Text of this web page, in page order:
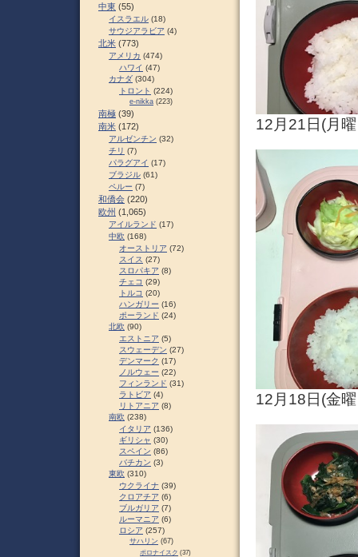
12月21日(月
12月18日(金
中東 (55)
イスラエル (18)
サウジアラビア (4)
北米 (773)
アメリカ (474)
ハワイ (47)
カナダ (304)
トロント (224)
e-nikka (223)
南極 (39)
南米 (172)
アルゼンチン (32)
チリ (7)
パラグアイ (17)
ブラジル (61)
ペルー (7)
和僑会 (220)
欧州 (1,065)
アイルランド (17)
中欧 (168)
オーストリア (72)
スイス (27)
スロパキア (8)
チェコ (29)
トルコ (20)
ハンガリー (16)
ポーランド (24)
北欧 (90)
エストニア (5)
スウェーデン (27)
デンマーク (17)
ノルウェー (22)
フィンランド (31)
ラトビア (4)
リトアニア (8)
南欧 (238)
イタリア (136)
ギリシャ (30)
スペイン (86)
バチカン (3)
東欧 (310)
ウクライナ (39)
クロアチア (6)
ブルガリア (7)
ルーマニア (6)
ロシア (257)
サハリン (67)
ポロナイスク (37)